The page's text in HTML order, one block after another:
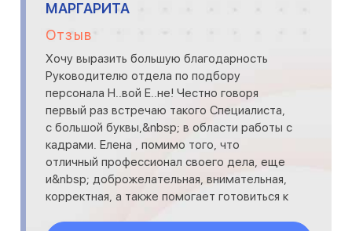
МАРГАРИТА
Отзыв
Хочу выразить большую благодарность
Руководителю отдела по подбору
персонала Н..вой Е..не! Честно говоря
первый раз встречаю такого Специалиста,
с большой буквы,&nbsp; в области работы с
кадрами. Елена , помимо того, что
отличный профессионал своего дела, еще
и&nbsp; доброжелательная, внимательная,
корректная, а также помогает готовиться к